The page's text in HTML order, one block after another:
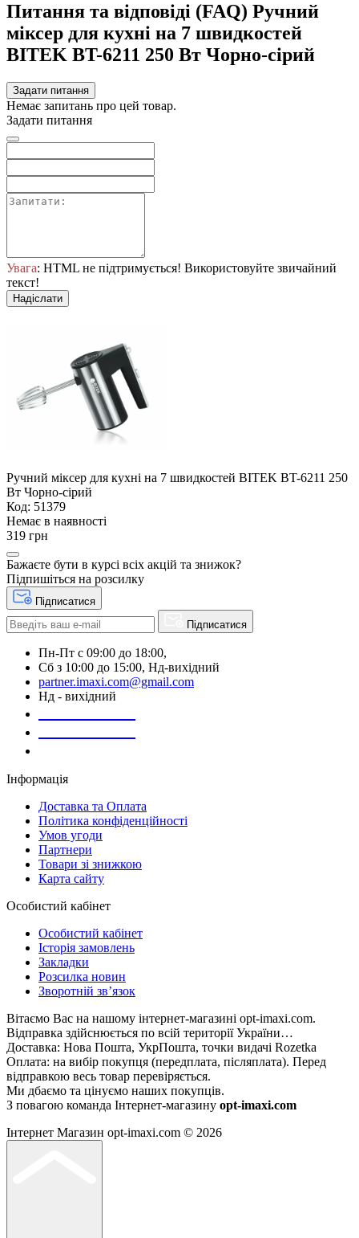
Питання та відповіді (FAQ) Ручний
міксер для кухні на 7 швидкостей
BITEK BT-6211 250 Вт Чорно-сірий
Задати питання
Немає запитань про цей товар.
Задати питання
Увага: HTML не підтримується! Використовуйте звичайний
текст!
Надіслати
Ручний міксер для кухні на 7 швидкостей BITEK BT-6211 250
Вт Чорно-сірий
Код: 51379
Немає в наявності
319 грн
Бажаєте бути в курсі всіх акцій та знижок?
Підпишіться на розсилку
Підписатися
Підписатися
Пн-Пт с 09:00 до 18:00,
Сб з 10:00 до 15:00, Нд-вихідний
partner.imaxi.com@gmail.com
Нд - вихідний
Інформація
Доставка та Оплата
Політика конфіденційності
Умов угоди
Партнери
Товари зі знижкою
Карта сайту
Особистий кабінет
Особистий кабінет
Історія замовлень
Закладки
Розсилка новин
Зворотній зв’язок
Вітаємо Вас на нашому інтернет-магазині opt-imaxi.com.
Відправка здійснюється по всій території України…
Доставка: Нова Пошта, УкрПошта, точки видачі Rozetka
Оплата: на вибір покупця (передплата, післяплата). Перед
відправкою весь товар перевіряється.
Ми дбаємо та цінуємо наших покупців.
З повагою команда Інтернет-магазину opt-imaxi.com
Інтернет Магазин opt-imaxi.com © 2026